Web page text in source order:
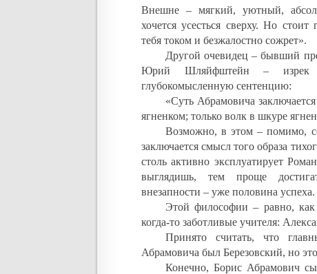
Внешне – мягкий, уютный,
хочется усесться сверху. Но
тебя током и безжалостно сожрет».
Другой очевидец – бывший
Юрий Шляйфштейн –
глубокомысленную сентенцию:
«Суть Абрамовича
ягненком; только волк в шкуре
Возможно, в этом – помимо,
заключается смысл того образа
столь активно эксплуатирует
выглядишь, тем проще
внезапности – уже половина успеха.
Этой философии – равно,
когда-то заботливые учителя:
Принято считать, что
Абрамовича был Березовский, но
Конечно, Борис Абрамович